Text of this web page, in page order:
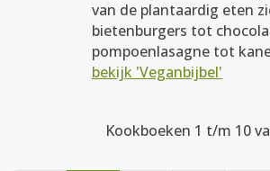
van de plantaardig eten
bietenburgers tot
pompoenlasagne tot
bekijk 'Veganbijbel'
Kookboeken 1 t/m 10